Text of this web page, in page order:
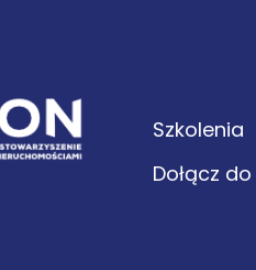
Szkolenia
Dołącz